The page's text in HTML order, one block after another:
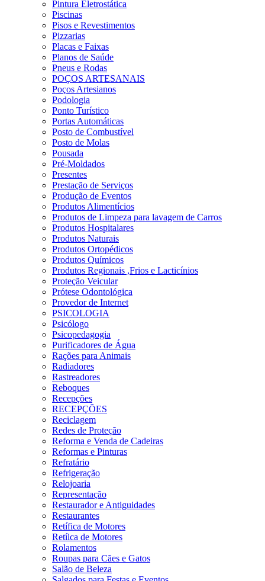
Pintura Eletrostática
Piscinas
Pisos e Revestimentos
Pizzarias
Placas e Faixas
Planos de Saúde
Pneus e Rodas
POÇOS ARTESANAIS
Poços Artesianos
Podologia
Ponto Turístico
Portas Automáticas
Posto de Combustível
Posto de Molas
Pousada
Pré-Moldados
Presentes
Prestação de Serviços
Produção de Eventos
Produtos Alimentícios
Produtos de Limpeza para lavagem de Carros
Produtos Hospitalares
Produtos Naturais
Produtos Ortopédicos
Produtos Químicos
Produtos Regionais ,Frios e Lacticínios
Proteção Veicular
Prótese Odontológica
Provedor de Internet
PSICOLOGIA
Psicólogo
Psicopedagogia
Purificadores de Água
Rações para Animais
Radiadores
Rastreadores
Reboques
Recepções
RECEPÇÕES
Reciclagem
Redes de Proteção
Reforma e Venda de Cadeiras
Reformas e Pinturas
Refratário
Refrigeração
Relojoaria
Representação
Restaurador e Antiguidades
Restaurantes
Retífica de Motores
Retíica de Motores
Rolamentos
Roupas para Cães e Gatos
Salão de Beleza